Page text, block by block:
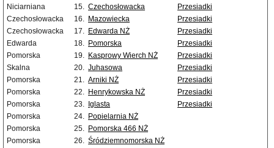
Niciarniana
15. Czechosłowacka
Przesiadki
Czechosłowacka
16. Mazowiecka
Przesiadki
Czechosłowacka
17. Edwarda NŻ
Przesiadki
Edwarda
18. Pomorska
Przesiadki
Pomorska
19. Kasprowy Wierch NŻ
Przesiadki
Skalna
20. Juhasowa
Przesiadki
Pomorska
21. Arniki NŻ
Przesiadki
Pomorska
22. Henrykowska NŻ
Przesiadki
Pomorska
23. Iglasta
Przesiadki
Pomorska
24. Popielarnia NŻ
Pomorska
25. Pomorska 466 NŻ
Pomorska
26. Śródziemnomorska NŻ